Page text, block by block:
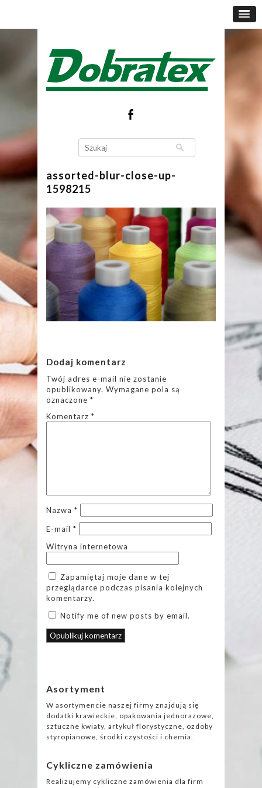
assorted-blur-close-up-
1598215
Dodaj komentarz
Twój adres e-mail nie zostanie
opublikowany. Wymagane pola są
oznaczone *
Komentarz *
Nazwa *
E-mail *
Witryna internetowa
Zapamiętaj moje dane w tej
przeglądarce podczas pisania kolejnych
komentarzy.
Notify me of new posts by email.
Asortyment
W asortymencie naszej firmy znajdują się
dodatki krawieckie, opakowania jednorazowe,
sztuczne kwiaty, artykuł florystyczne, ozdoby
styropianowe, środki czystości i chemia.
Cykliczne zamówienia
Realizujemy cykliczne zamówienia dla firm